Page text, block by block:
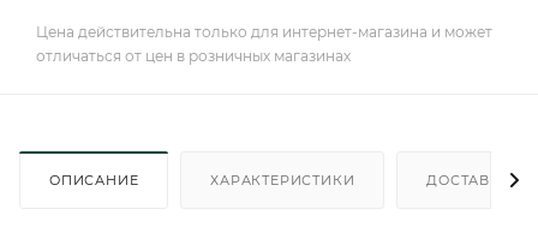
Цена действительна только для интернет-магазина и может
отличаться от цен в розничных магазинах
ОПИСАНИЕ ХАРАКТЕРИСТИКИ ДОСТАВКА